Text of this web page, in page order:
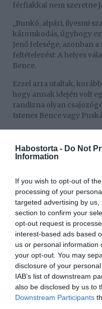
Habostorta - Do Not
Information
If you wish to opt-out of
processing of your
targeted advertising by
section to confirm your
opt-out request is
interest-based ads based
us or personal information
your opt-out. You may
disclosure of your
IAB’s list of downstream
also be disclosed by us to
Downstream Participants
férfiakkal nem szeretne
,,Bunkó, alpári, ilyesmi
káromkodás, úgyhogy
Jenő felesége, azonban
feltételezést: A helyes
Bence.
Ezzel arra utaltak,
hogy annak idején volt
randizna olyan
Istenes Bence vagy
típusú férfiakkal, hanem
házasok, és első közös
Megosztás: Facebook
Címkék: csajozás,
unszimpátia
Korábbi bejegyzések
HASONLÓ